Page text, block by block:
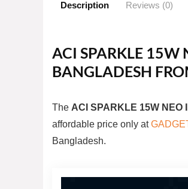
Description Reviews (0)
ACI SPARKLE 15W
BANGLADESH
The ACI SPARKLE 15W NEO
affordable price only at
Bangladesh.